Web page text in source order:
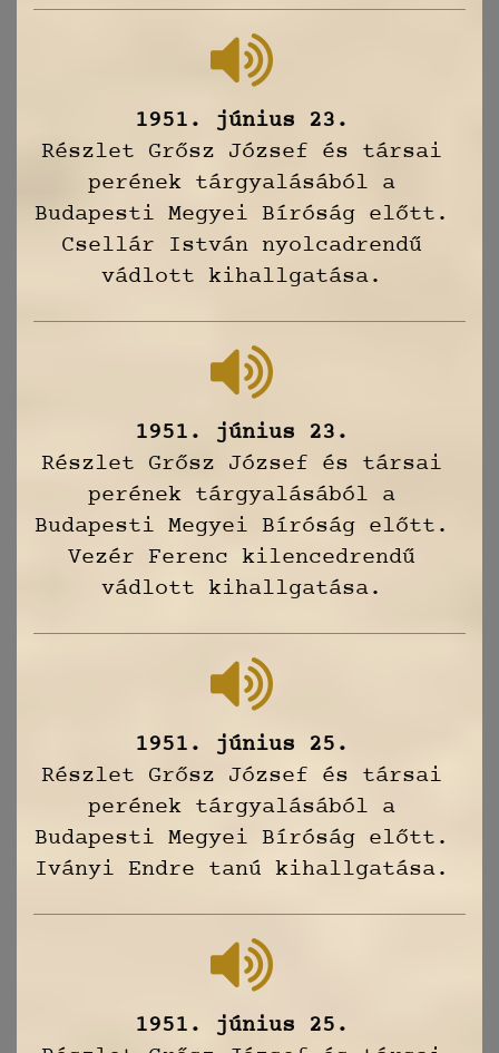
1951. június 23.
Részlet Grősz József és társai
perének tárgyalásából a
Budapesti Megyei Bíróság előtt.
Csellár István nyolcadrendű
vádlott kihallgatása.
1951. június 23.
Részlet Grősz József és társai
perének tárgyalásából a
Budapesti Megyei Bíróság előtt.
Vezér Ferenc kilencedrendű
vádlott kihallgatása.
1951. június 25.
Részlet Grősz József és társai
perének tárgyalásából a
Budapesti Megyei Bíróság előtt.
Iványi Endre tanú kihallgatása.
1951. június 25.